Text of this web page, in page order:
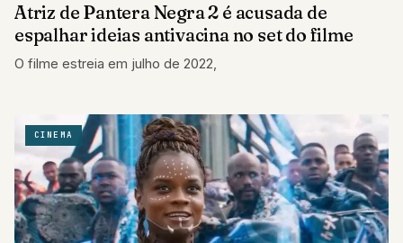
Atriz de Pantera Negra 2 é acusada de
espalhar ideias antivacina no set do filme
O filme estreia em julho de 2022,
CINEMA